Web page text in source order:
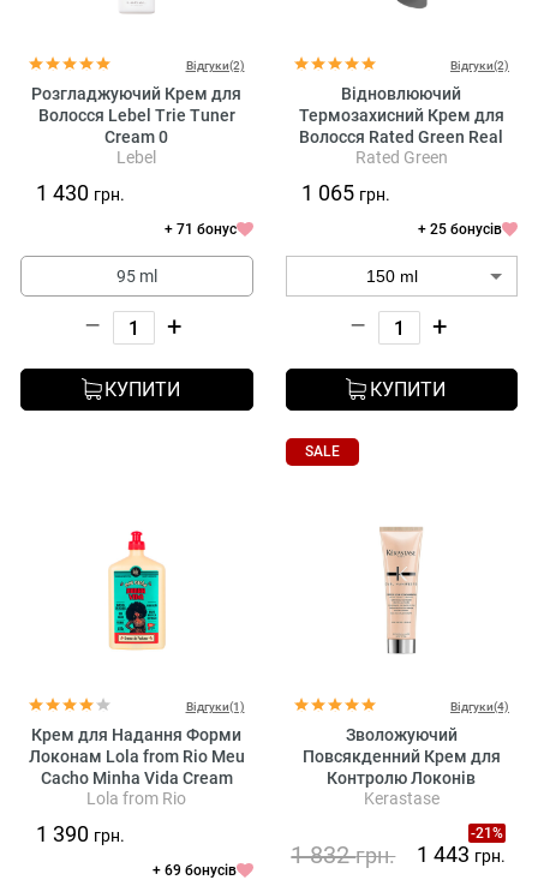
Відгуки(2)
Розгладжуючий Крем для
Волосся Lebel Trie Tuner
Cream 0
Lebel
1 430 грн.
+ 71 бонус
95 ml
– +
КУПИТИ
Відгуки(2)
Відновлюючий
Термозахисний Крем для
Волосся Rated Green Real
Shea Protein Recharging
Rated Green
1 065 грн.
+ 25 бонусів
– +
КУПИТИ
Відгуки(1)
Крем для Надання Форми
Локонам Lola from Rio Meu
Cacho Minha Vida Cream
Lola from Rio
1 390 грн.
+ 69 бонусів
SALE
Відгуки(4)
Зволожуючий
Повсякденний Крем для
Контролю Локонів
Кучерявого Волосся
Kerastase Curl Manifesto
Creme De Jour Fondamentale
Kerastase
-21%
1 832грн. 1 443 грн.